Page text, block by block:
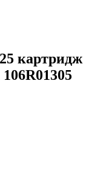
картридж